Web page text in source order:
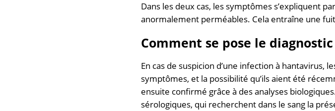
Dans les deux cas, les symptômes s’expliquent
anormalement perméables. Cela entraîne une
Comment se pose le diagnostic
En cas de suspicion d’une infection à hantavirus,
symptômes, et la possibilité qu’ils aient été
ensuite confirmé grâce à des analyses
sérologiques, qui recherchent dans le sang la